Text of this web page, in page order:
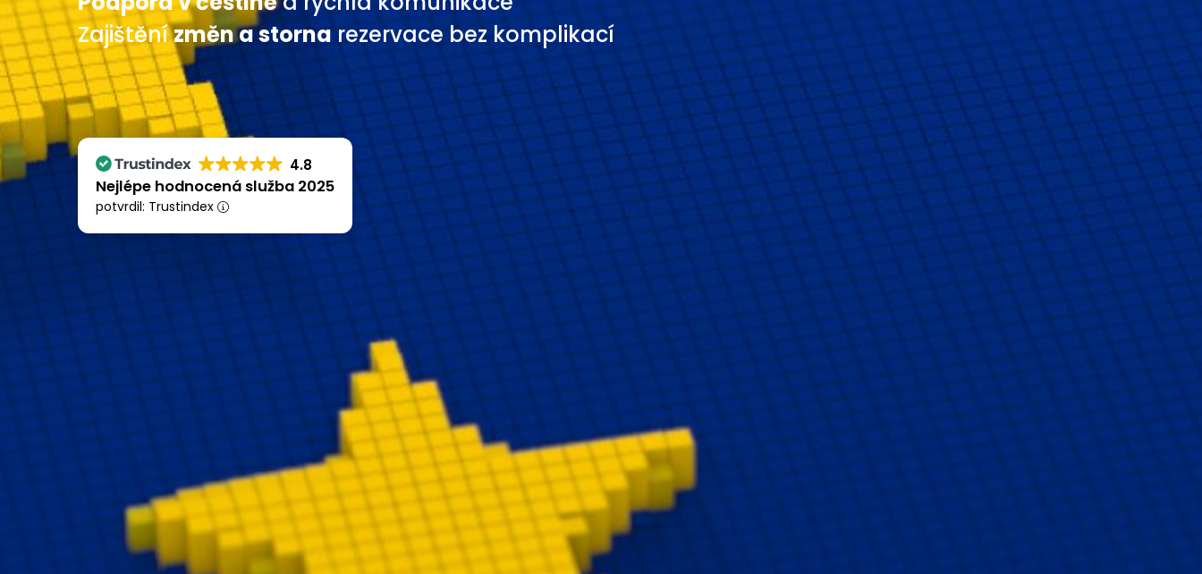
Zajištěnízměn a storna rezervace bez komplikací
4.8
Nejlépe hodnocená služba 2025
potvrdil: Trustindex